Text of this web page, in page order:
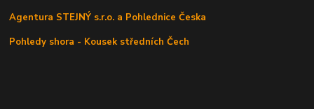
Agentura STEJNÝ s.r.o. a Pohlednice Česka
Pohledy shora - Kousek středních Čech